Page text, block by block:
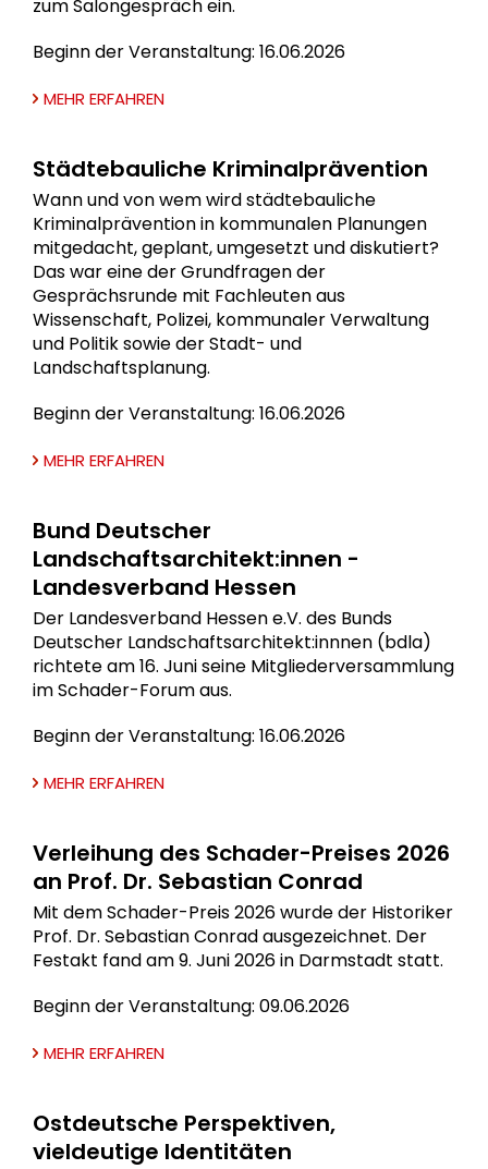
zum Salongespräch ein.
Beginn der Veranstaltung: 16.06.2026
MEHR ERFAHREN
Städtebauliche Kriminalprävention
Wann und von wem wird städtebauliche
Kriminalprävention in kommunalen Planungen
mitgedacht, geplant, umgesetzt und diskutiert?
Das war eine der Grundfragen der
Gesprächsrunde mit Fachleuten aus
Wissenschaft, Polizei, kommunaler Verwaltung
und Politik sowie der Stadt- und
Landschaftsplanung.
Beginn der Veranstaltung: 16.06.2026
MEHR ERFAHREN
Bund Deutscher
Landschaftsarchitekt:innen -
Landesverband Hessen
Der Landesverband Hessen e.V. des Bunds
Deutscher Landschaftsarchitekt:innnen (bdla)
richtete am 16. Juni seine Mitgliederversammlung
im Schader-Forum aus.
Beginn der Veranstaltung: 16.06.2026
MEHR ERFAHREN
Verleihung des Schader-Preises 2026
an Prof. Dr. Sebastian Conrad
Mit dem Schader-Preis 2026 wurde der Historiker
Prof. Dr. Sebastian Conrad ausgezeichnet. Der
Festakt fand am 9. Juni 2026 in Darmstadt statt.
Beginn der Veranstaltung: 09.06.2026
MEHR ERFAHREN
Ostdeutsche Perspektiven,
vieldeutige Identitäten